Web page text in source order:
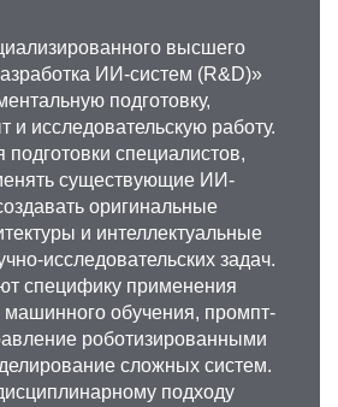
высшего
ИИ-систем (R&D)»
подготовку,
и исследовательскую работу.
специалистов,
существующие ИИ-
оригинальные
и интеллектуальные
исследовательских задач.
специфику применения
машинного обучения, промпт-
роботизированными
сложных систем.
подходу